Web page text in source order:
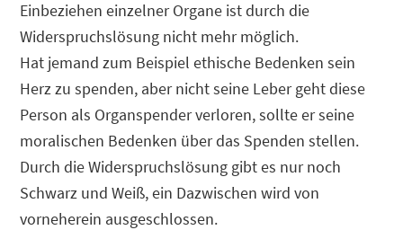
Einbeziehen einzelner Organe ist durch die
Widerspruchslösung nicht mehr möglich.
Hat jemand zum Beispiel ethische Bedenken sein
Herz zu spenden, aber nicht seine Leber geht diese
Person als Organspender verloren, sollte er seine
moralischen Bedenken über das Spenden stellen.
Durch die Widerspruchslösung gibt es nur noch
Schwarz und Weiß, ein Dazwischen wird von
vorneherein ausgeschlossen.